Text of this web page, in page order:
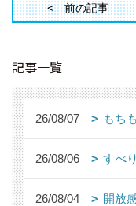
前の記事
記事一覧
26/08/07 もち
26/08/06 すべ
26/08/04 開放